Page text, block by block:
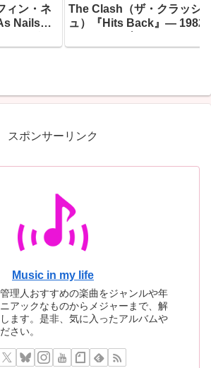
ィン・ネ
Nails』
ビリーの
ユーモラ
The Clash（ザ・クラッシ
ュ）『Hits Back』― 1982
ェアディールのステージに
年の時を超えて蘇った
スポンサーリンク
Music in my life
理人おすすめの楽曲をジャンルや年
アックなものからメジャーまで、解
ます。是非、気に入ったアルバムや
さい。